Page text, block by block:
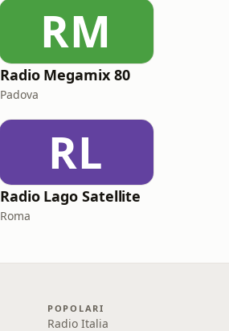
RM
Radio Megamix 80
Padova
RL
Radio Lago Satellite
Roma
POPOLARI
Radio Italia